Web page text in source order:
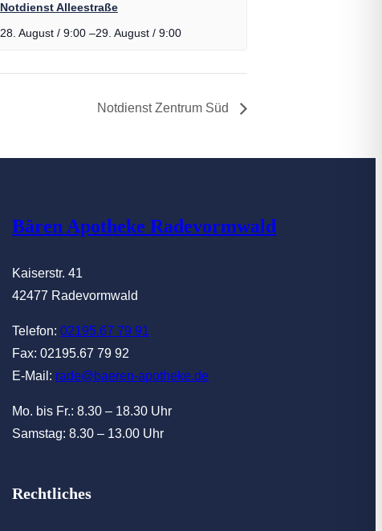
Notdienst Alleestraße
28. August / 9:00 –29. August / 9:00
Notdienst Zentrum Süd
Bären Apotheke Radevormwald
Kaiserstr. 41
42477 Radevormwald
Telefon:02195.67 79 91
Fax: 02195.67 79 92
E-Mail: rade@baeren-apotheke.de
Mo. bis Fr.: 8.30 – 18.30 Uhr
Samstag: 8.30 – 13.00 Uhr
Rechtliches